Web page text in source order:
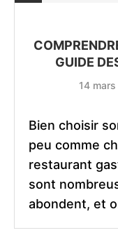
GUIDE
14
Bien choisir
peu comme
restaurant
sont
abondent, et